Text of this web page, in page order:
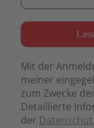
Mit der
meiner
zum Zwecke
Detaillierte
der